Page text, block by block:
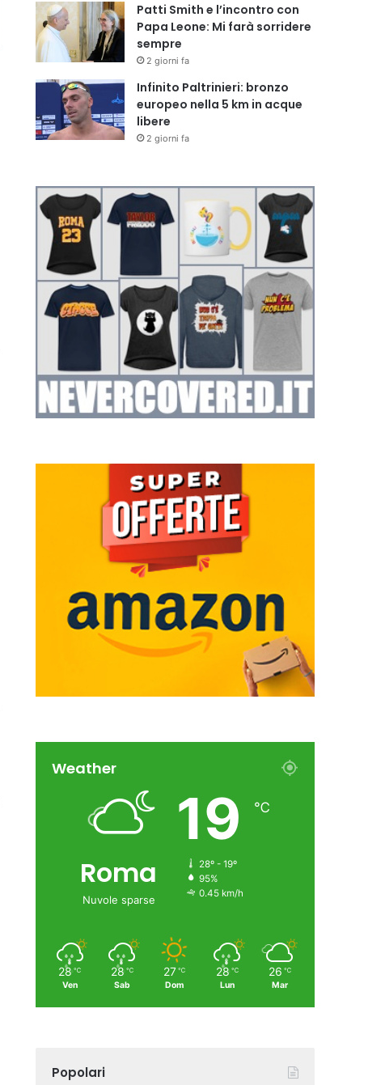
Patti Smith e l’incontro con
Papa Leone: Mi farà sorridere
sempre
2 giorni fa
Infinito Paltrinieri: bronzo
europeo nella 5 km in acque
libere
2 giorni fa
Weather
Roma
Nuvole sparse
19 ℃
28º - 19º
95%
0.45 km/h
28 ℃
Ven
28 ℃
Sab
27 ℃
Dom
28 ℃
Lun
26 ℃
Mar
Popolari